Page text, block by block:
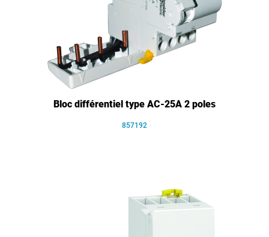
Bloc différentiel type AC-25A 2 poles
857192